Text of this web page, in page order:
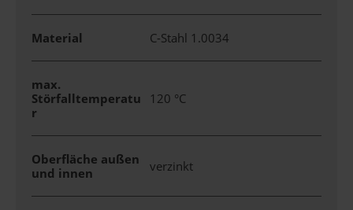
Material C-Stahl 1.0034
max.
Störfalltemperatu
r
120 °C
Oberfläche außen
und innen
verzinkt